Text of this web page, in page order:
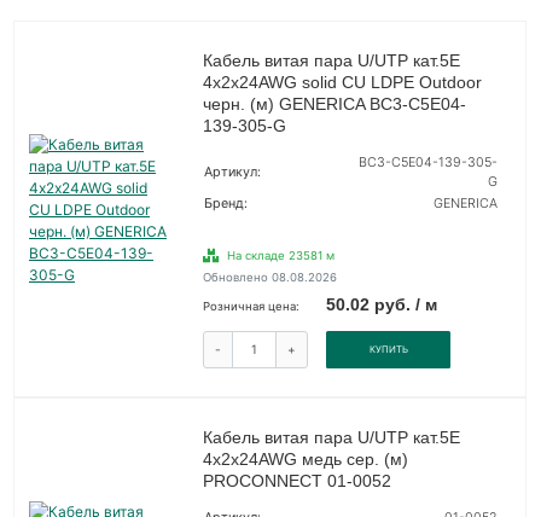
Кабель витая пара U/UTP кат.5E
4х2х24AWG solid CU LDPE Outdoor
черн. (м) GENERICA BC3-C5E04-
139-305-G
Артикул:
BC3-C5E04-139-305-
G
Бренд:
GENERICA
На складе 23581 м
Обновлено 08.08.2026
Розничная цена: 50.02 руб. / м
- + КУПИТЬ
Кабель витая пара U/UTP кат.5E
4х2х24AWG медь сер. (м)
PROCONNECT 01-0052